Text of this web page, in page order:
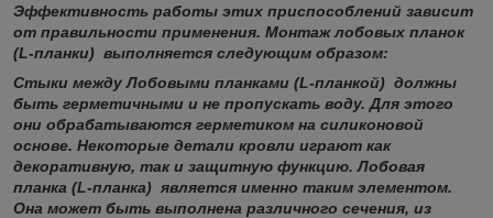
Эффективность работы этих приспособлений зависит
от правильности применения. Монтаж лобовых планок
(L-планки) выполняется следующим образом:
Стыки между Лобовыми планками (L-планкой) должны
быть герметичными и не пропускать воду. Для этого
они обрабатываются герметиком на силиконовой
основе. Некоторые детали кровли играют как
декоративную, так и защитную функцию. Лобовая
планка (L-планка) является именно таким элементом.
Она может быть выполнена различного сечения, из